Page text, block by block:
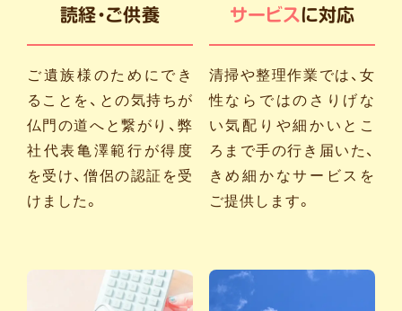
読経・ご供養
ご遺族様のためにでき
ることを、との気持ちが
仏門の道へと繋がり、弊
社代表亀澤範行が得度
を受け、僧侶の認証を受
けました。
サービス に対応
清掃や整理作業では、女
性ならではのさりげな
い気配りや細かいとこ
ろまで手の行き届いた、
きめ細かなサービスを
ご提供します。